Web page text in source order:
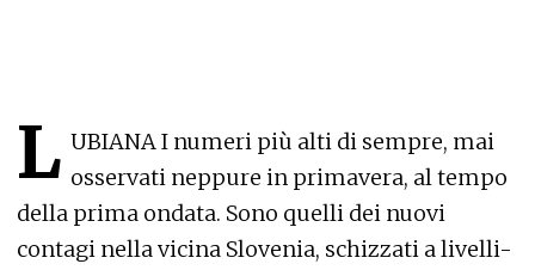
L UBIANA I numeri più alti di sempre, mai
osservati neppure in primavera, al tempo
della prima ondata. Sono quelli dei nuovi
contagi nella vicina Slovenia, schizzati a livelli-